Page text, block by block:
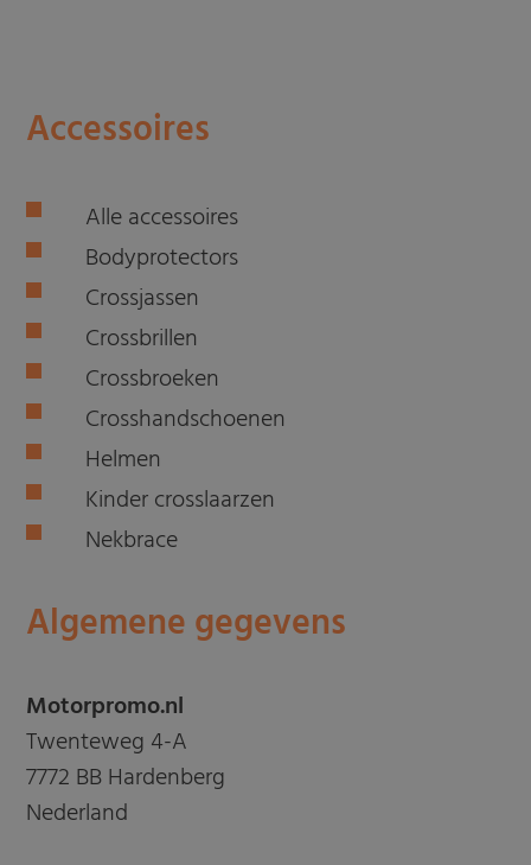
Accessoires
Alle accessoires
Bodyprotectors
Crossjassen
Crossbrillen
Crossbroeken
Crosshandschoenen
Helmen
Kinder crosslaarzen
Nekbrace
Algemene gegevens
Motorpromo.nl
Twenteweg 4-A
7772 BB Hardenberg
Nederland